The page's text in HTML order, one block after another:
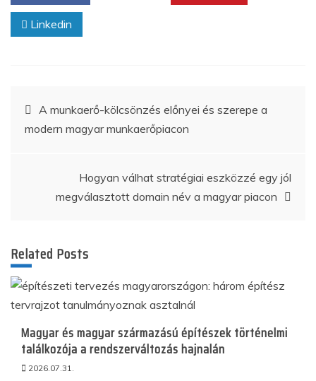
Linkedin
Bejegyzés
navigáció
A munkaerő-kölcsönzés előnyei és szerepe a
modern magyar munkaerőpiacon
Hogyan válhat stratégiai eszközzé egy jól
megválasztott domain név a magyar piacon
Related Posts
Magyar és magyar származású építészek történelmi
találkozója a rendszerváltozás hajnalán
2026.07.31.